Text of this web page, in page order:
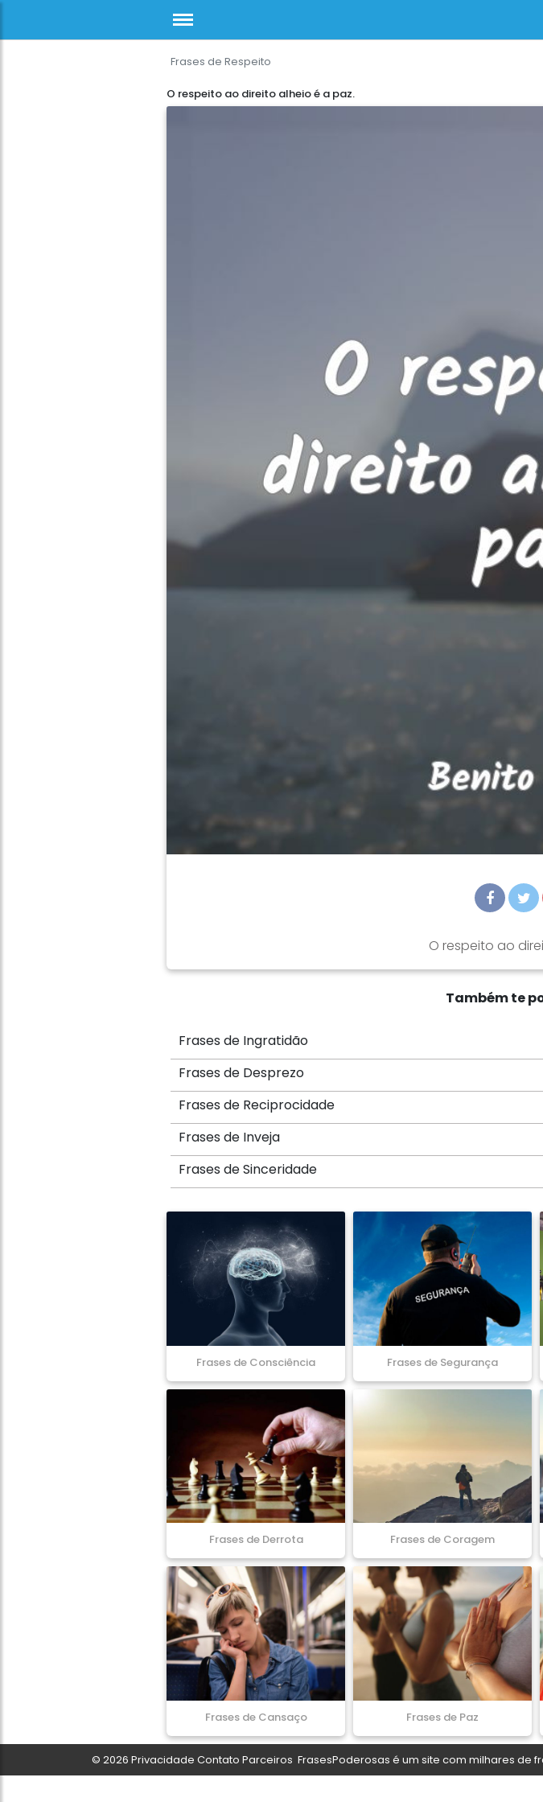
Frases de Respeito
O respeito ao direito alheio é a paz.
O respeito ao
Também te
Frases de Ingratidão
Frases de Desprezo
Frases de Reciprocidade
Frases de Inveja
Frases de Sinceridade
Frases de Consciência Frases de Segurança
Frases de Derrota Frases de Coragem
Frases de Cansaço Frases de Paz
© 2026 Privacidade Contato Parceiros FrasesPoderosas é um site com milhares de